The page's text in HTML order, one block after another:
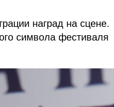
наград на сцене.
символа фестиваля